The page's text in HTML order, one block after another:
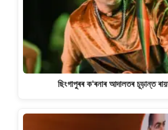
ছিংগাপুৰৰ ক'ৰনাৰ আদালতৰ চূড়ান্ত